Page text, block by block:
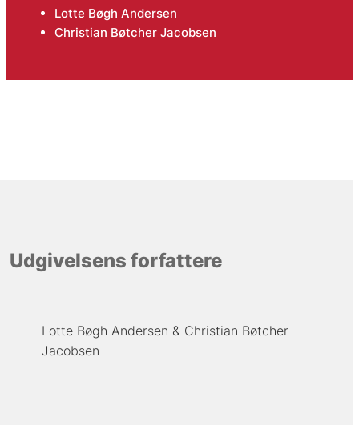
Lotte Bøgh Andersen
Christian Bøtcher Jacobsen
Udgivelsens forfattere
Lotte Bøgh Andersen
Christian Bøtcher
Jacobsen